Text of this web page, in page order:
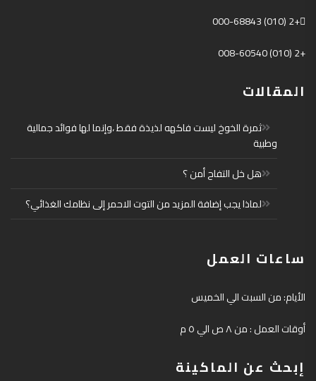
+2 (010) 000-68843
+2 (010) 008-60540
المقالات
ثمرة الخوخ ليست فاكهه لذيذة فقط ،وإنما لها فوائد جمالية
وطبية
هل خل التفاح أمن ؟
لماذا يجب إضافة المزيد من التوت الاحمر إلى نظامك الغذائي؟
ساعات العمل
الأيام: من السبت الي الخميس
أوقات العمل : من ٨ ص الي ٥ م
إبحث عن الماكينة